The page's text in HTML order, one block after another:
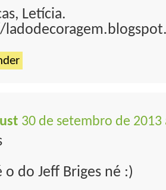
Letícia.
30 de setembro de 2013
o do Jeff Briges né :)